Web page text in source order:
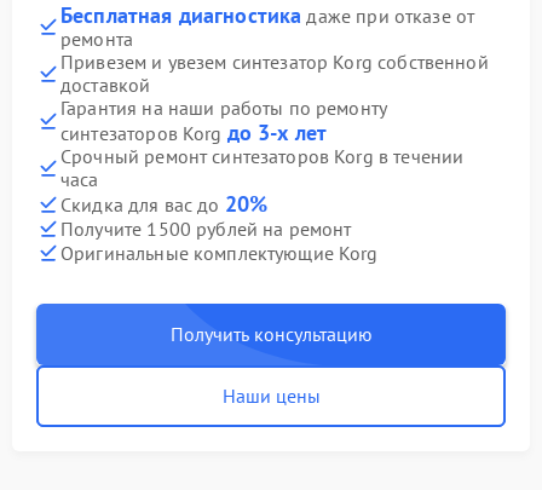
Бесплатная диагностика даже при отказе от
ремонта
Привезем и увезем синтезатор Korg собственной
доставкой
Гарантия на наши работы по ремонту
синтезаторов Korg до 3-х лет
Срочный ремонт синтезаторов Korg в течении
часа
Скидка для вас до 20%
Получите 1500 рублей на ремонт
Оригинальные комплектующие Korg
Получить консультацию
Наши цены